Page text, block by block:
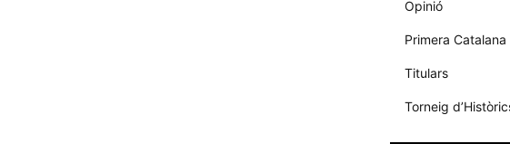
Opinió
Primera Catalana
Titulars
Torneig